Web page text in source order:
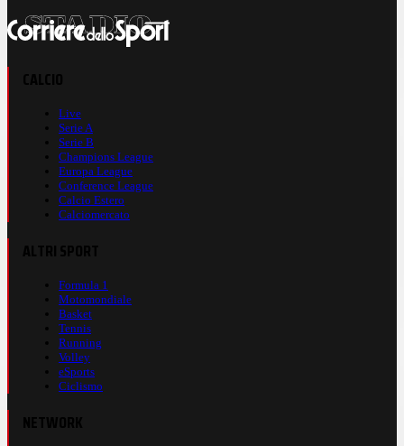
Live
Serie A
Serie B
Champions League
Europa League
Conference League
Calcio Estero
Calciomercato
Formula 1
Motomondiale
Basket
Tennis
Running
Volley
eSports
Ciclismo